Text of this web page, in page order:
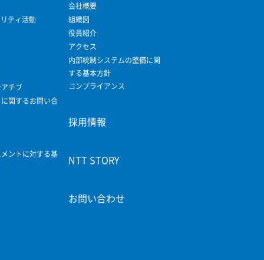
ティ活動
チブ
関するお問い合
ントに対する基
会社概要
組織図
役員紹介
アクセス
内部統制システムの整備に関
する基本方針
コンプライアンス
採用情報
NTT STORY
お問い合わせ